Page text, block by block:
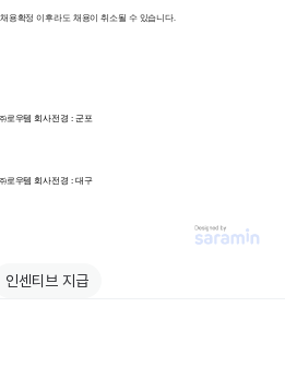
인센티브 지급